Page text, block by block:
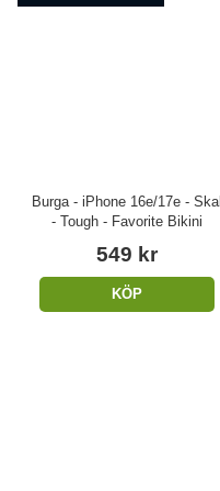
Burga - iPhone 16e/17e - Skal
- Tough - Favorite Bikini
549 kr
KÖP